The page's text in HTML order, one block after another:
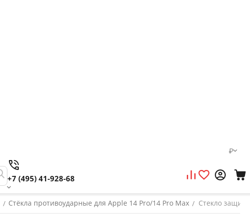
₽
+7 (495) 41-928-68
/ Стёкла противоударные для Apple 14 Pro/14 Pro Max / Стекло